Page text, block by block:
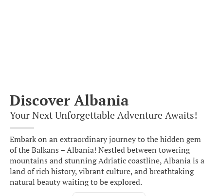
Discover Albania
Your Next Unforgettable Adventure Awaits!
Embark on an extraordinary journey to the hidden gem
of the Balkans – Albania! Nestled between towering
mountains and stunning Adriatic coastline, Albania is a
land of rich history, vibrant culture, and breathtaking
natural beauty waiting to be explored.